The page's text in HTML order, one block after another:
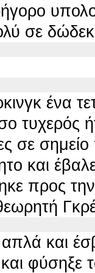
σε
ένα
τυχερός
σε
και
προς την
και
φύσηξε